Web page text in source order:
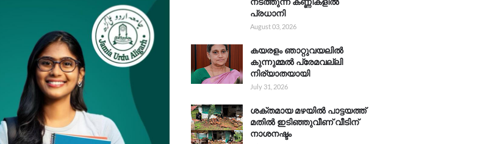
പ്രധാനി
August 03, 2026
കയരളം ഞാറ്റുവയലിൽ
കുന്നുമ്മൽ പ്രേമവല്ലി
നിര്യാതയായി
July 31, 2026
ശക്തമായ മഴയിൽ പാട്ടയത്ത്
മതിൽ ഇടിഞ്ഞുവീണ് വീടിന്
നാശനഷ്ടം